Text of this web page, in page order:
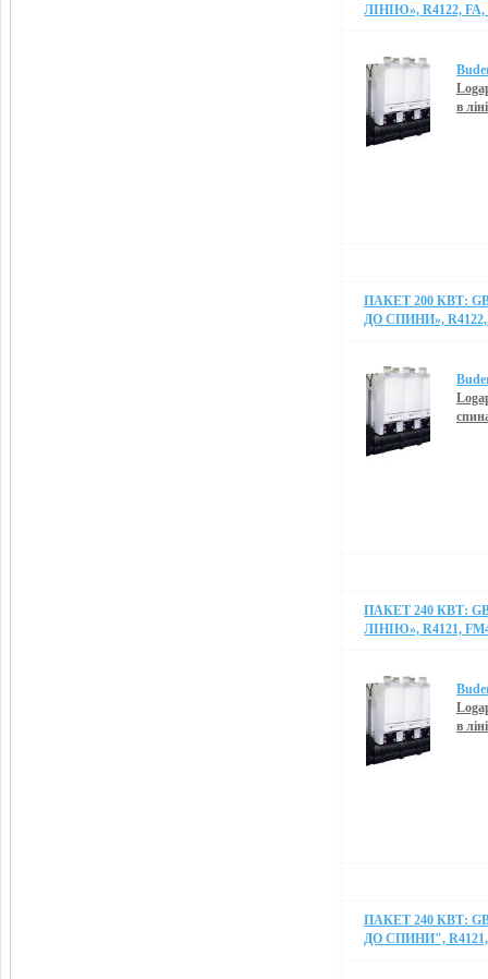
ЛІНІЮ», R4122, FA,
в
ПАКЕТ 200 КВТ:
ДО СПИНИ», R4122,
ПАКЕТ 240 КВТ:
ЛІНІЮ», R4121,
в
ПАКЕТ 240 КВТ:
ДО СПИНИ", R4121,